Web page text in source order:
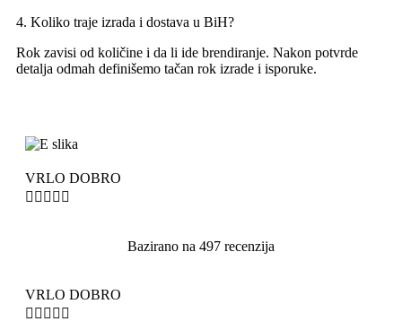
4. Koliko traje izrada i dostava u BiH?
Rok zavisi od količine i da li ide brendiranje. Nakon potvrde
detalja odmah definišemo tačan rok izrade i isporuke.
VRLO DOBRO
    
Bazirano na 497 recenzija
VRLO DOBRO
    